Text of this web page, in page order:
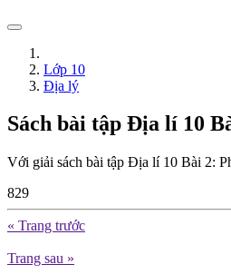
Lớp 10
Địa lý
Sách bài tập Địa lí 10
Với giải sách bài tập Địa lí 10 Bài 2:
829
« Trang trước
Trang sau »